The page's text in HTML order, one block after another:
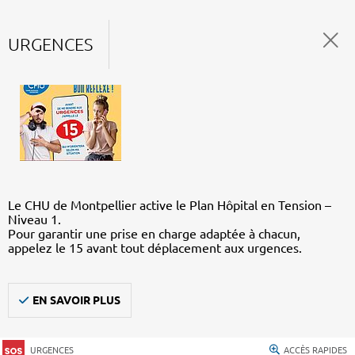
URGENCES
Le CHU de Montpellier active le Plan Hôpital en Tension –
Niveau 1.
Pour garantir une prise en charge adaptée à chacun,
appelez le 15 avant tout déplacement aux urgences.
EN SAVOIR PLUS
URGENCES ACCÈS RAPIDES